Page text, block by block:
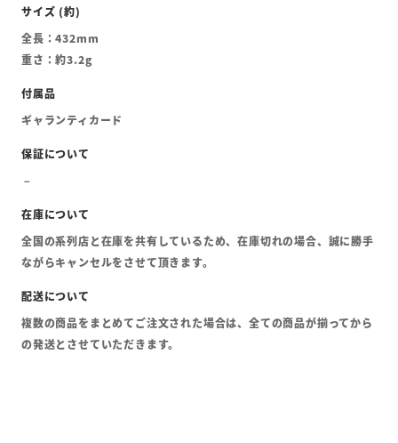
全長：432mm
重さ：約3.2g
ギャランティカード
全国の系列店と在庫を共有しているため、在庫切れの場合、誠に勝手
ながらキャンセルをさせて頂きます。
複数の商品をまとめてご注文された場合は、全ての商品が揃ってから
の発送とさせていただきます。